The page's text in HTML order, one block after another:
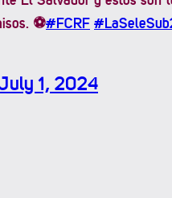
⚽️#FCRF
1, 2024